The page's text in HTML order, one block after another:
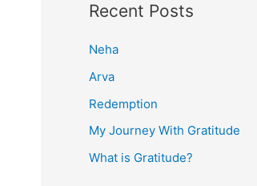
r
f
o
r
:
Recent Posts
Neha
Arva
Redemption
My Journey With Gratitude
What is Gratitude?